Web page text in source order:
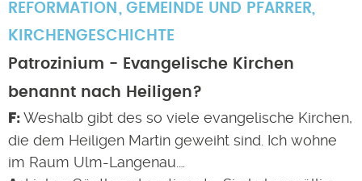
REFORMATION GEMEINDE UND PFARRER,
KIRCHENGESCHICHTE
Patrozinium - Evangelische Kirchen
benannt nach Heiligen?
Weshalb gibt des so viele evangelische Kirchen,
die dem Heiligen Martin geweiht sind. Ich wohne
im Raum Ulm-Langenau.…